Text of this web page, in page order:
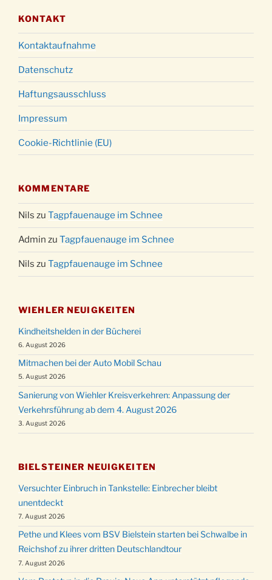
KONTAKT
Kontaktaufnahme
Datenschutz
Haftungsausschluss
Impressum
Cookie-Richtlinie (EU)
KOMMENTARE
Nils zu Tagpfauenauge im Schnee
Admin zu Tagpfauenauge im Schnee
Nils zu Tagpfauenauge im Schnee
WIEHLER NEUIGKEITEN
Kindheitshelden in der Bücherei
6. August 2026
Mitmachen bei der Auto Mobil Schau
5. August 2026
Sanierung von Wiehler Kreisverkehren: Anpassung der
Verkehrsführung ab dem 4. August 2026
3. August 2026
BIELSTEINER NEUIGKEITEN
Versuchter Einbruch in Tankstelle: Einbrecher bleibt
unentdeckt
7. August 2026
Pethe und Klees vom BSV Bielstein starten bei Schwalbe in
Reichshof zu ihrer dritten Deutschlandtour
7. August 2026